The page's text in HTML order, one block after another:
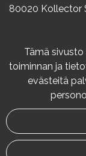
Tämä
toiminnan ja
evästeitä
80020 Kollector
Info
Rekisteriseloste
Varaus- ja
Maksutavat
© Rautuki-